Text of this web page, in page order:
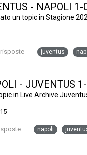
- NAPOLI 1-
un topic in Stagione
risposte juventus
- JUVENTUS
in Live Archive
napoli